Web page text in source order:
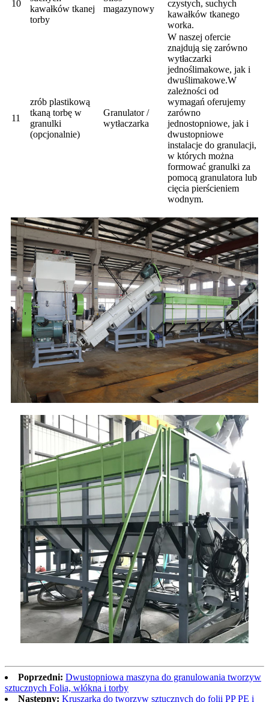
10
kawałków tkanej
torby
magazynowy
czystych, suchych
kawałków tkanego
worka.
11
zrób plastikową
tkaną torbę w
granulki
(opcjonalnie)
Granulator /
wytłaczarka
W naszej ofercie
znajdują się zarówno
wytłaczarki
jednoślimakowe, jak i
dwuślimakowe.W
zależności od
wymagań oferujemy
zarówno
jednostopniowe, jak i
dwustopniowe
instalacje do granulacji,
w których można
formować granulki za
pomocą granulatora lub
cięcia pierścieniem
wodnym.
Poprzedni: Dwustopniowa maszyna do granulowania tworzyw
sztucznych Folia, włókna i torby
Następny: Kruszarka do tworzyw sztucznych do folii PP PE i